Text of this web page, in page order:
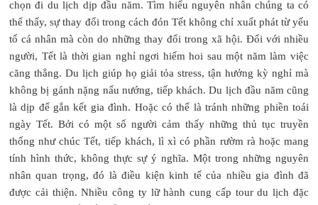
chọn đi du lịch dịp đầu năm. Tìm hiểu nguyên nhân chúng ta có
thể thấy, sự thay đổi trong cách đón Tết không chỉ xuất phát từ yếu
tố cá nhân mà còn do những thay đổi trong xã hội. Đối với nhiều
người, Tết là thời gian nghỉ ngơi hiếm hoi sau một năm làm việc
căng thẳng. Du lịch giúp họ giải tỏa stress, tận hưởng kỳ nghỉ mà
không bị gánh nặng nấu nướng, tiếp khách. Du lịch đầu năm cũng
là dịp để gắn kết gia đình. Hoặc có thể là tránh những phiền toái
ngày Tết. Bởi có một số người cảm thấy những thủ tục truyền
thống như chúc Tết, tiếp khách, lì xì có phần rườm rà hoặc mang
tính hình thức, không thực sự ý nghĩa. Một trong những nguyên
nhân quan trọng, đó là điều kiện kinh tế của nhiều gia đình đã
được cải thiện. Nhiều công ty lữ hành cung cấp tour du lịch đặc